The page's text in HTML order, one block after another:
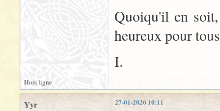
Quoiqu'il en
heureux pour
I.
Hors ligne
27-01-2020 10:11
Yyr